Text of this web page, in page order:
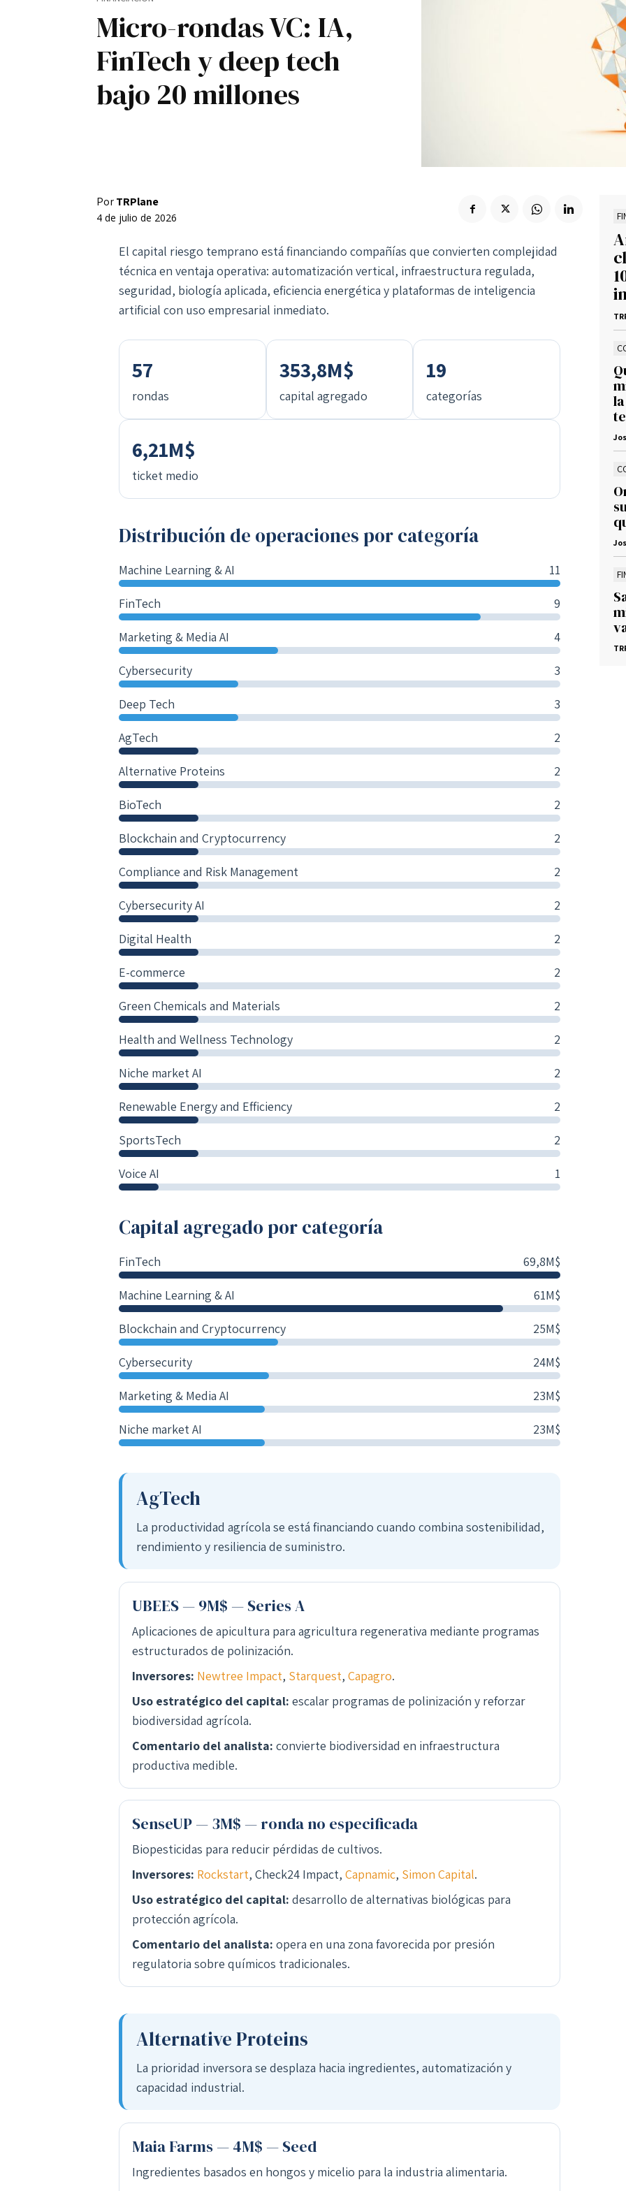
Registro / Entrar
Contacto
Privacidad Aviso Legal Política de cookies
Micro-rondas VC: IA,
FinTech y deep tech
bajo 20 millones
PorTRPlane
4 de julio de 2026
El capital riesgo temprano está financiando compañías que convierten complejidad
técnica en ventaja operativa: automatización vertical, infraestructura regulada,
seguridad, biología aplicada, eficiencia energética y plataformas de inteligencia
artificial con uso empresarial inmediato.
57
rondas
353,8M$
capital agregado
19
categorías
6,21M$
ticket medio
Distribución de operaciones por categoría
Machine Learning & AI 11
FinTech 9
Marketing & Media AI 4
Cybersecurity 3
Deep Tech 3
AgTech 2
Alternative Proteins 2
BioTech 2
Blockchain and Cryptocurrency 2
Compliance and Risk Management 2
Cybersecurity AI 2
Digital Health 2
E-commerce 2
Green Chemicals and Materials 2
Health and Wellness Technology 2
Niche market AI 2
Renewable Energy and Efficiency 2
SportsTech 2
Voice AI 1
Capital agregado por categoría
FinTech 69,8M$
Machine Learning & AI 61M$
Blockchain and Cryptocurrency 25M$
Cybersecurity 24M$
Marketing & Media AI 23M$
Niche market AI 23M$
AgTech
La productividad agrícola se está financiando cuando combina sostenibilidad,
rendimiento y resiliencia de suministro.
UBEES — 9M$ — Series A
Aplicaciones de apicultura para agricultura regenerativa mediante programas
estructurados de polinización.
Inversores: Newtree Impact, Starquest, Capagro.
Uso estratégico del capital: escalar programas de polinización y reforzar
biodiversidad agrícola.
Comentario del analista: convierte biodiversidad en infraestructura
productiva medible.
SenseUP — 3M$ — ronda no especificada
Biopesticidas para reducir pérdidas de cultivos.
Inversores: Rockstart, Check24 Impact, Capnamic, Simon Capital.
Uso estratégico del capital: desarrollo de alternativas biológicas para
protección agrícola.
Comentario del analista: opera en una zona favorecida por presión
regulatoria sobre químicos tradicionales.
Alternative Proteins
La prioridad inversora se desplaza hacia ingredientes, automatización y
capacidad industrial.
Maia Farms — 4M$ — Seed
Ingredientes basados en hongos y micelio para la industria alimentaria.